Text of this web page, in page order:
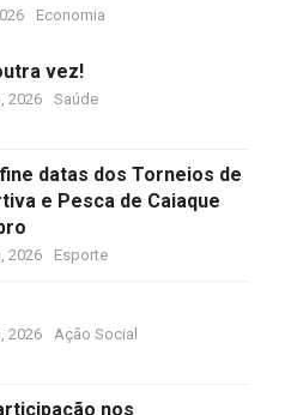
Economia
vez!
2026 Saúde
datas dos Torneios de
e Pesca de Caiaque
2026 Esporte
2026 Ação Social
nos